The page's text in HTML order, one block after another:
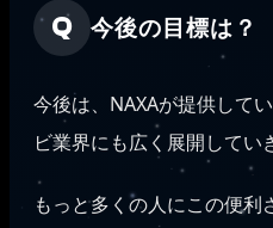
今後の目標は？
今後は、NAXAが提供して
ビ業界にも広く展開してい
もっと多くの人にこの便利